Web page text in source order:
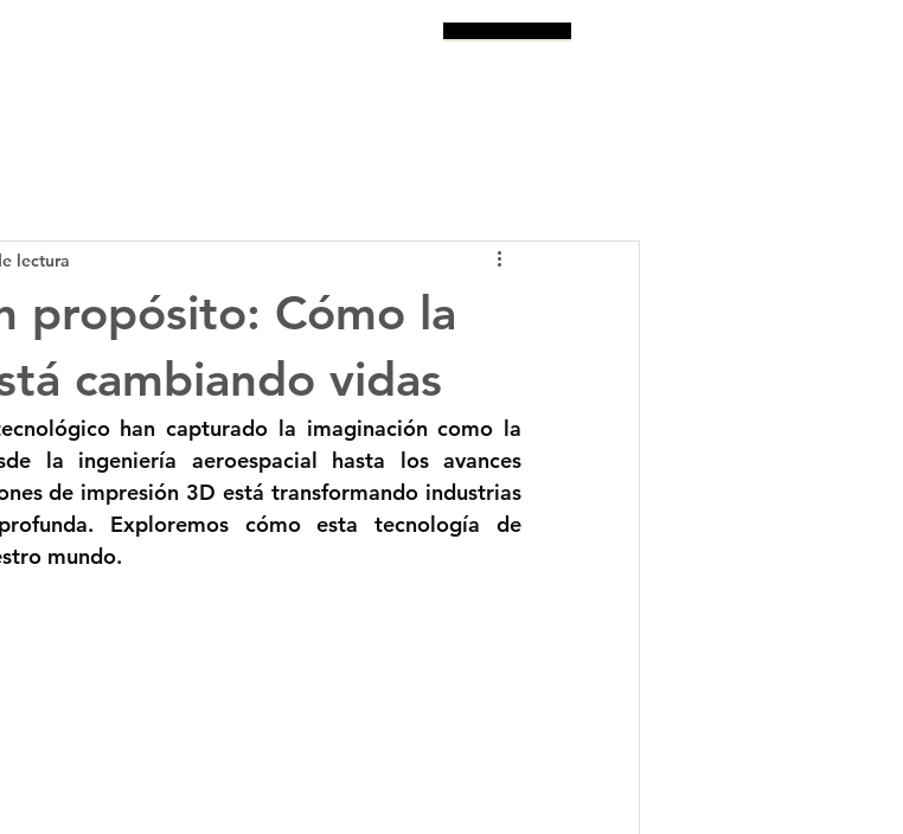
propósito: Cómo la
cambiando vidas
lectura
han capturado la imaginación como la
la ingeniería aeroespacial hasta los avances
de impresión 3D está transformando industrias
Exploremos cómo esta tecnología de
mundo.